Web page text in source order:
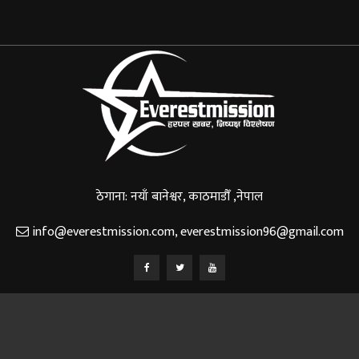
ठेगाना: नयाँ बानेश्वर, काठमाडौँ ,नेपाल
info@everestmission.com,everestmission96@gmail.com